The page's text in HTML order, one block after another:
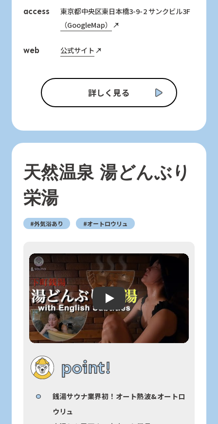
access
東京都中央区東日本橋3-9-2 サンクビル3F
（GoogleMap）
web 公式サイト
詳しく見る
天然温泉 湯どんぶり
栄湯
#外気浴あり #オートロウリュ
Play: Keynote (Google I/O '18)
point!
銭湯サウナ業界初！オート熱波&オートロ
ウリュ